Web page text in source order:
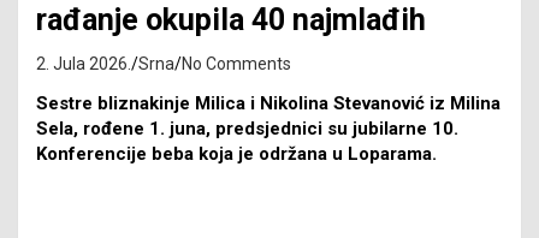
rađanje okupila 40 najmlađih
2. Jula 2026. Srna No Comments
Sestre bliznakinje Milica i Nikolina Stevanović iz Milina
Sela, rođene 1. juna, predsjednici su jubilarne 10.
Konferencije beba koja je održana u Loparama.